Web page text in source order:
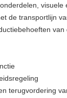
de transportlijn
van
terugvordering